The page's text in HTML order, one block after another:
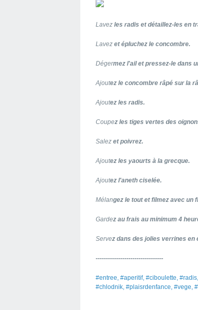
Lavez les radis et détaillez-les en
Lavez et épluchez le concombre.
Dégermez l'ail et pressez-le dans
Ajoutez le concombre râpé sur la
Ajoutez les radis.
Coupez les tiges vertes des
Salez et poivrez.
Ajoutez les yaourts à la grecque.
Ajoutez l'aneth ciselée.
Mélangez le tout et filmez avec un
Gardez au frais au minimum 4
Servez dans des jolies verrines en
---------------------------------
#entree, #aperitif, #ciboulette,
#chlodnik, #plaisrdenfance, #vege,